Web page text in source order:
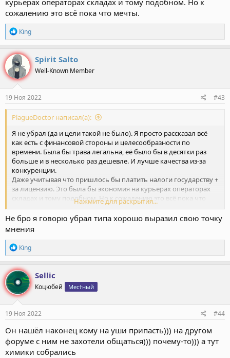
курьерах операторах складах и тому подобном. Но к
сожалению это всё пока что мечты.
Р
е
а
к
ц
и
и
:
Кing
Spirit Salto
Well-Known Member
19 Ноя 2022 #43
PlagueDoctor написал(а):
Я не убрал (да и цели такой не было). Я просто рассказал всё
как есть с финансовой стороны и целесообразности по
времени. Была бы трава легальна, её было бы в десятки раз
больше и в несколько раз дешевле. И лучше качества из-за
конкуренции.
Даже учитывая что пришлось бы платить налоги государству +
за лицензию. Это была бы экономия на курьерах операторах
складах и тому подобном. Но к сожалению это всё пока что
Нажмите для раскрытия...
Не бро я говорю убрал типа хорошо выразил свою точку
мнения
Р
е
а
к
ц
и
и
:
Кing
Sellic
Коцюбей Мес†ный
19 Ноя 2022 #44
Он нашёл наконец кому на уши припасть))) на другом
форуме с ним не захотели общаться))) почему-то))) а тут
химики собрались